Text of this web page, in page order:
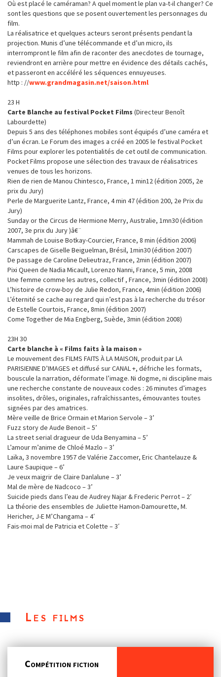
Où est placé le caméraman? A quel moment le plan va-t-il changer? Ce
sont les questions que se posent ouvertement les personnages du
film.
La réalisatrice et quelques acteurs seront présents pendant la
projection. Munis d’une télécommande et d’un micro, ils
interrompront le film afin de raconter des anecdotes de tournage,
reviendront en arrière pour mettre en évidence des détails cachés,
et passeront en accéléré les séquences ennuyeuses.
http : //www.grandmagasin.net/saison.html
23 H
Carte Blanche au festival Pocket Films (Directeur Benoît
Labourdette)
Depuis 5 ans des téléphones mobiles sont équipés d’une caméra et
d’un écran. Le Forum des images a créé en 2005 le festival Pocket
Films pour explorer les potentialités de cet outil de communication.
Pocket Films propose une sélection des travaux de réalisatrices
venues de tous les horizons.
Rien de rien de Manou Chintesco, France, 1 min12 (édition 2005, 2e
prix du Jury)
Perle de Marguerite Lantz, France, 4 min 47 (édition 200, 2e Prix du
Jury)
Sunday or the Circus de Hermione Merry, Australie, 1mn30 (édition
2007, 3e prix du Jury )â€¨
Mammah de Louise Botkay-Courcier, France, 8 min (édition 2006)
Carscapes de Giselle Beiguelman, Brésil, 1min30 (édition 2007)
De passage de Caroline Delieutraz, France, 2min (édition 2007)
Pixi Queen de Nadia Micault, Lorenzo Nanni, France, 5 min, 2008
Une femme comme les autres, collectif , France, 3min (édition 2008)
L’histoire de crow-boy de Julie Redon, France, 4min (édition 2006)
L’éternité se cache au regard qui n’est pas à la recherche du trésor
de Estelle Courtois, France, 8min (édition 2007)
Come Together de Mia Engberg, Suède, 3min (édition 2008)
23H 30
Carte blanche à « Films faits à la maison »
Le mouvement des FILMS FAITS À LA MAISON, produit par LA
PARISIENNE D’IMAGES et diffusé sur CANAL +, défriche les formats,
bouscule la narration, déformate l’image. Ni dogme, ni discipline mais
une recherche constante de nouveaux codes : 26 minutes d’images
insolites, drôles, originales, rafraîchissantes, émouvantes toutes
signées par des amatrices.
Mère veille de Brice Ormain et Marion Servole – 3’
Fuzz story de Aude Benoit – 5’
La street serial dragueur de Uda Benyamina – 5’
L’amour m’anime de Chloé Mazlo – 3’
Laïka, 3 novembre 1957 de Valérie Zaccomer, Eric Chantelauze &
Laure Saupique – 6’
Je veux maigrir de Claire Danlalune – 3’
Mal de mère de Nadcoco – 3’
Suicide pieds dans l’eau de Audrey Najar & Frederic Perrot – 2′
La théorie des ensembles de Juliette Hamon-Damourette, M.
Hericher, J-E M’Changama – 4′
Fais-moi mal de Patricia et Colette – 3′
Les films
Compétition fiction